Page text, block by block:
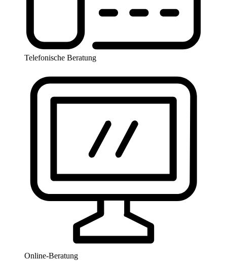
Telefonische Beratung
Online-Beratung